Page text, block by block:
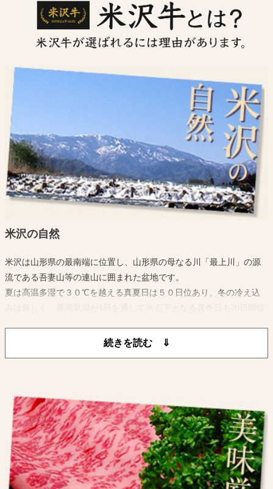
米沢の自然
米沢は山形県の最南端に位置し、山形県の母なる川「最上川」の源
流である吾妻山等の連山に囲まれた盆地です。
夏は高温多湿で３０℃を越える真夏日は５０日位あり、冬の冷え込
また、平年の最高積雪深が約100cmに達するほどの降雪量があり特別
吾妻山から湧き出る水と水稲単作地帯ゆえに稲わらが豊富にあり米
沢牛の質をさらに高めております。
このような自然環境に加えて米沢牛生産農家の愛情と長い伝統に培
われた 飼育技術によってきめ細かい肉質と風味豊かな米沢牛が生産
されているのです。